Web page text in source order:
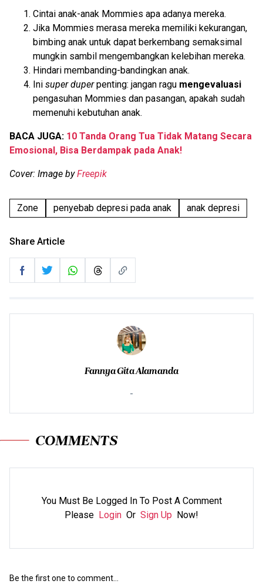
Cintai anak-anak Mommies apa adanya mereka.
Jika Mommies merasa mereka memiliki kekurangan,
bimbing anak untuk dapat berkembang semaksimal
mungkin sambil mengembangkan kelebihan mereka.
Hindari membanding-bandingkan anak.
Ini super duperpenting: jangan ragu mengevaluasi
pengasuhan Mommies dan pasangan, apakah sudah
memenuhi kebutuhan anak.
BACA JUGA: 10 Tanda Orang Tua Tidak Matang Secara
Emosional, Bisa Berdampak pada Anak!
Cover: Image byFreepik
Zone penyebab depresi pada anak anak depresi
Share Article
Fannya Gita Alamanda
-
COMMENTS
You Must Be Logged In To Post A Comment
Please Login Or Sign Up Now!
Be the first one to comment...